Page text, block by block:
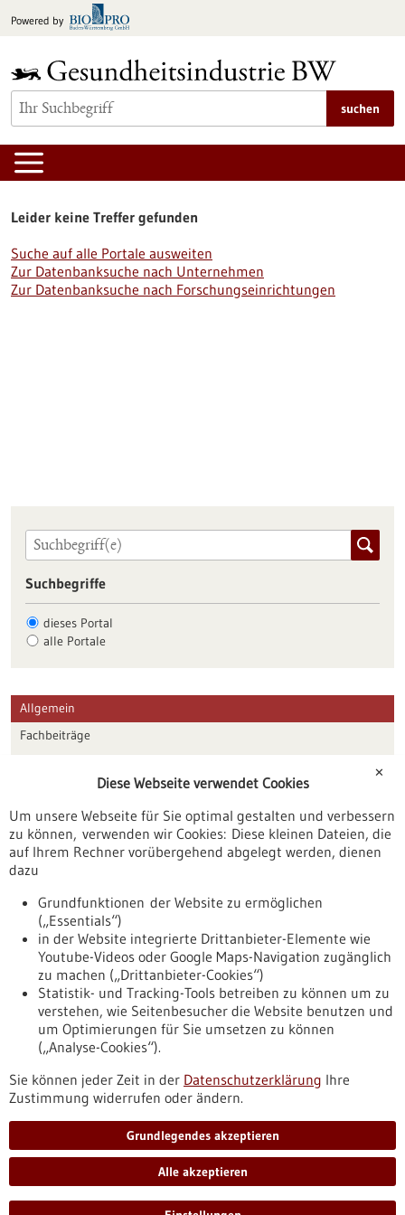
Inhalt
Powered by
suchen
Leider keine Treffer gefunden
Suche auf alle Portale ausweiten
Zur Datenbanksuche nach Unternehmen
Zur Datenbanksuche nach Forschungseinrichtungen
Suchbegriffe
dieses Portal
alle Portale
Allgemein
Fachbeiträge
Veranstaltungen
Erscheinungsdatum
Nach oben
Informiert bleiben
Newsletter abonnieren
✕
Diese Webseite verwendet Cookies
Um unsere Webseite für Sie optimal gestalten und verbessern
zu können, verwenden wir Cookies: Diese kleinen Dateien, die
auf Ihrem Rechner vorübergehend abgelegt werden, dienen
dazu
Grundfunktionen der Website zu ermöglichen
(„Essentials“)
in der Website integrierte Drittanbieter-Elemente wie
Youtube-Videos oder Google Maps-Navigation zugänglich
zu machen („Drittanbieter-Cookies“)
Statistik- und Tracking-Tools betreiben zu können um zu
verstehen, wie Seitenbesucher die Website benutzen und
um Optimierungen für Sie umsetzen zu können
(„Analyse-Cookies“).
Sie können jeder Zeit in der Datenschutzerklärung Ihre
Zustimmung widerrufen oder ändern.
Grundlegendes akzeptieren
Alle akzeptieren